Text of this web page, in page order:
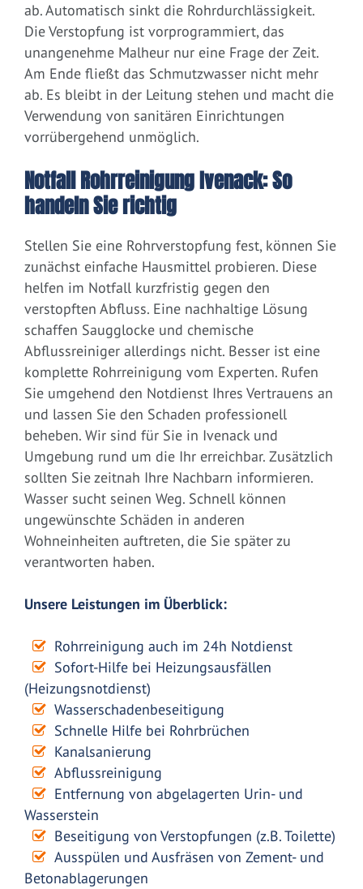
ab. Automatisch sinkt die Rohrdurchlässigkeit.
Die Verstopfung ist vorprogrammiert, das
unangenehme Malheur nur eine Frage der Zeit.
Am Ende fließt das Schmutzwasser nicht mehr
ab. Es bleibt in der Leitung stehen und macht die
Verwendung von sanitären Einrichtungen
vorrübergehend unmöglich.
Notfall Rohrreinigung Ivenack: So
handeln Sie richtig
Stellen Sie eine Rohrverstopfung fest, können Sie
zunächst einfache Hausmittel probieren. Diese
helfen im Notfall kurzfristig gegen den
verstopften Abfluss. Eine nachhaltige Lösung
schaffen Saugglocke und chemische
Abflussreiniger allerdings nicht. Besser ist eine
komplette Rohrreinigung vom Experten. Rufen
Sie umgehend den Notdienst Ihres Vertrauens an
und lassen Sie den Schaden professionell
beheben. Wir sind für Sie in Ivenack und
Umgebung rund um die Ihr erreichbar. Zusätzlich
sollten Sie zeitnah Ihre Nachbarn informieren.
Wasser sucht seinen Weg. Schnell können
ungewünschte Schäden in anderen
Wohneinheiten auftreten, die Sie später zu
verantworten haben.
Unsere Leistungen im Überblick:
Rohrreinigung auch im 24h Notdienst
Sofort-Hilfe bei Heizungsausfällen
(Heizungsnotdienst)
Wasserschadenbeseitigung
Schnelle Hilfe bei Rohrbrüchen
Kanalsanierung
Abflussreinigung
Entfernung von abgelagerten Urin- und
Wasserstein
Beseitigung von Verstopfungen (z.B. Toilette)
Ausspülen und Ausfräsen von Zement- und
Betonablagerungen